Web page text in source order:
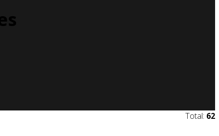
Total: 62